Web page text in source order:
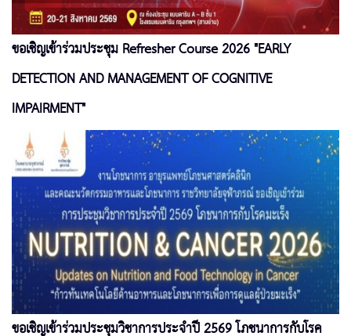
ขอเชิญเข้าร่วมประชุม Refresher Course 2026 "EARLY
DETECTION AND MANAGEMENT OF COGNITIVE
IMPAIRMENT"
ขอเชิญเข้าร่วมประชุมวิชาการประจำปี 2569 โภชนาการกับโรค